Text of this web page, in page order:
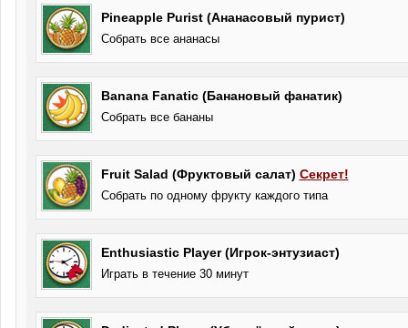
Pineapple Purist (Ананасовый пурист)
Собрать все ананасы
Banana Fanatic (Банановый фанатик)
Собрать все бананы
Fruit Salad (Фруктовый салат) Секрет!
Собрать по одному фрукту каждого типа
Enthusiastic Player (Игрок-энтузиаст)
Играть в течение 30 минут